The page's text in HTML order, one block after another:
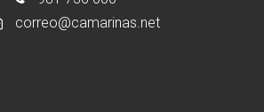
correo@camarinas.net